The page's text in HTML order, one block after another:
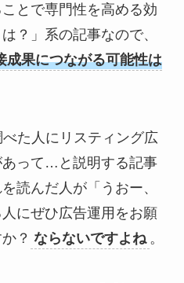
とで専門性を高める効
？」系の記事なので、
成果につながる可能性は
べた人にリスティング広
って…と説明する記事
読んだ人が「うおー、
にぜひ広告運用をお願
？ ならないですよね 。